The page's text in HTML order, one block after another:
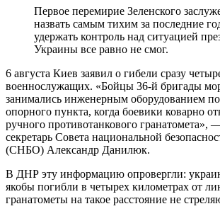
Первое перемирие Зеленского
назвать самым тихим за последние
удержать контроль над ситуацией
Украины все равно не смог.
6 августа Киев заявил о гибели сразу
военнослужащих. «Бойцы 36-й бригады
занимались инженерным оборудованием
опорного пункта, когда боевики коварно
ручного противотанкового гранатомета»,
секретарь Совета национальной
(СНБО) Александр Данилюк.
В ДНР эту информацию опровергли:
якобы погибли в четырех километрах от
гранатометы на такое расстояние не